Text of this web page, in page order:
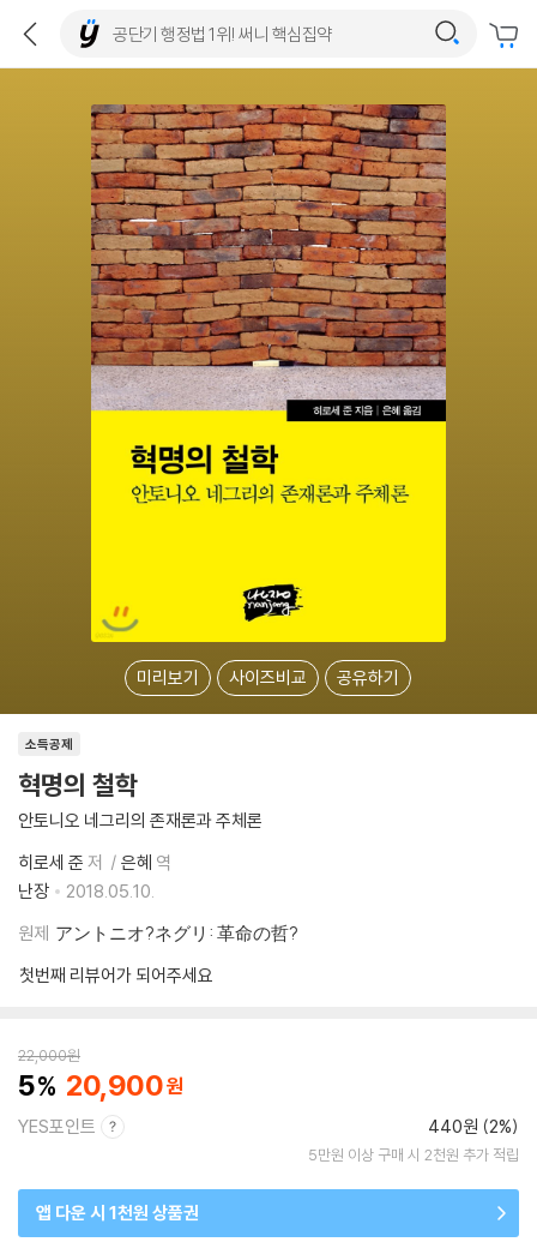
미리보기 사이즈비교 공유하기
소득공제
혁명의 철학
안토니오 네그리의 존재론과 주체론
히로세 준 저 은혜 역
난장
2018.05.10.
원제 アントニオ?ネグリ: 革命の哲?
첫번째 리뷰어가 되어주세요
22,000원
5 20,900
YES포인트 440원 (2%)
5만원 이상 구매 시 2천원 추가 적립
앱 다운 시 1천원 상품권